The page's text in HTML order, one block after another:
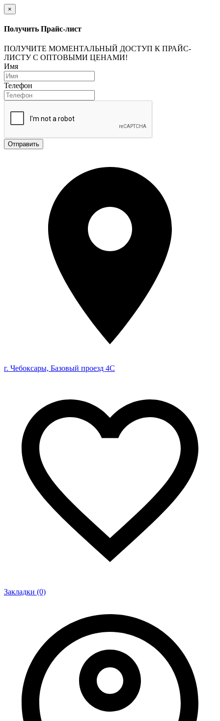
×
Получить Прайс-лист
ПОЛУЧИТЕ МОМЕНТАЛЬНЫЙ ДОСТУП К ПРАЙС-
ЛИСТУ С ОПТОВЫМИ ЦЕНАМИ!
Имя
Телефон
Отправить
г. Чебоксары, Базовый проезд 4С
Закладки (0)